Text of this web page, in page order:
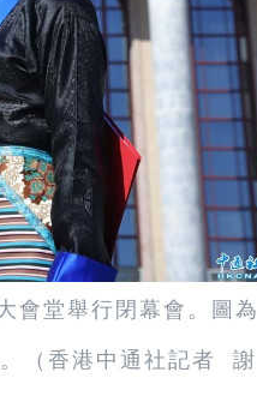
會堂舉行閉幕會。圖為
（香港中通社記者 謝